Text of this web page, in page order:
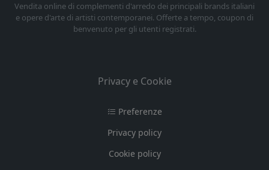
Vendita online di complementi d'arredo dei principali brands italiani
e opere d'arte di artisti contemporanei. Offerte a tempo, coupon di
benvenuto per gli utenti registrati.
Privacy e Cookie
Preferenze
Privacy policy
Cookie policy